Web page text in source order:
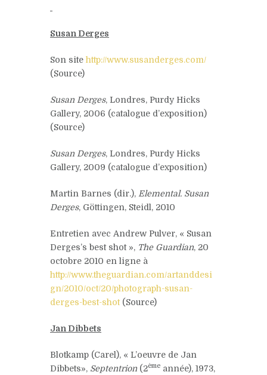
Susan Derges
Son site http://www.susanderges.com/
(Source)
Susan Derges, Londres, Purdy Hicks
Gallery, 2006 (catalogue d’exposition)
(Source)
Susan Derges, Londres, Purdy Hicks
Gallery, 2009 (catalogue d’exposition)
Martin Barnes (dir.), Elemental. Susan
Derges, Göttingen, Steidl, 2010
Entretien avec Andrew Pulver, « Susan
Derges’s best shot », The Guardian, 20
octobre 2010 en ligne à
http://www.theguardian.com/artanddesi
gn/2010/oct/20/photograph-susan-
derges-best-shot(Source)
Jan Dibbets
Blotkamp (Carel), « L’oeuvre de Jan
Dibbets», Septentrion (2ème année), 1973,